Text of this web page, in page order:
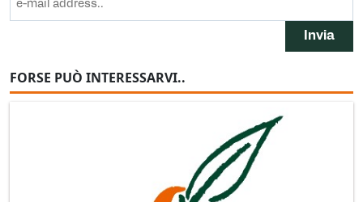
FORSE PUÒ INTERESSARVI..